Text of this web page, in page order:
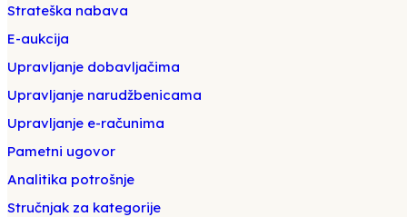
Strateška nabava
E-aukcija
Upravljanje dobavljačima
Upravljanje narudžbenicama
Upravljanje e-računima
Pametni ugovor
Analitika potrošnje
Stručnjak za kategorije